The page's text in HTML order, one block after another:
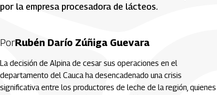
por la empresa procesadora de lácteos.
PorRubén Darío Zúñiga Guevara
La decisión de Alpina de cesar sus operaciones en el
departamento del Cauca ha desencadenado una crisis
significativa entre los productores de leche de la región, quienes